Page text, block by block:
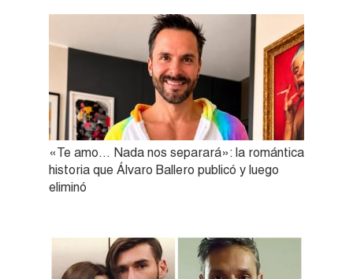
«Te amo… Nada nos separará»: la romántica
historia que Álvaro Ballero publicó y luego
eliminó